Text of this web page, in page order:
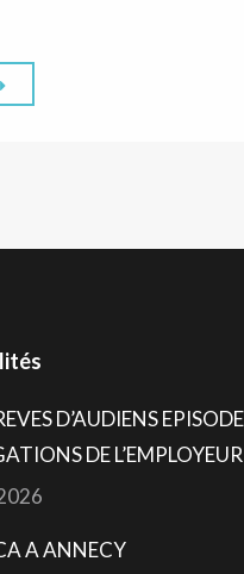
D’AUDIENS
DE L’EMPLOYEUR
A ANNECY